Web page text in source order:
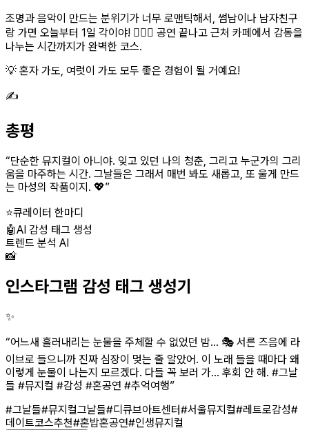
조명과 음악이 만드는 분위기가 너무 로맨틱해서, 썸남이나 남자친구
랑 가면 오늘부터 1일 각이야! 👩‍❤️‍👨 공연 끝나고 근처 카페에서 감동을
나누는 시간까지가 완벽한 코스.
💡 혼자 가도, 여럿이 가도 모두 좋은 경험이 될 거예요!
✍️
총평
“단순한 뮤지컬이 아니야. 잊고 있던 나의 청춘, 그리고 누군가의 그리
움을 마주하는 시간. 그날들은 그래서 매번 봐도 새롭고, 또 울게 만드
는 마성의 작품이지. 💖”
⭐큐레이터 한마디
🤖AI 감성 태그 생성
트렌드 분석 AI
📸
인스타그램 감성 태그 생성기
✨
“어느새 흘러내리는 눈물을 주체할 수 없었던 밤... 🎭 서른 즈음에 라
이브로 들으니까 진짜 심장이 멎는 줄 알았어. 이 노래 들을 때마다 왜
이렇게 눈물이 나는지 모르겠다. 다들 꼭 보러 가... 후회 안 해. #그날
들 #뮤지컬 #감성 #혼공연 #추억여행”
#그날들#뮤지컬그날들#디큐브아트센터#서울뮤지컬#레트로감성#
데이트코스추천#혼밥혼공연#인생뮤지컬